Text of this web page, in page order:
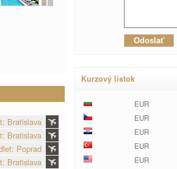
Bratislava
Bratislava
Poprad
Bratislava
Kurzový lístok
EUR
EUR
EUR
EUR
EUR